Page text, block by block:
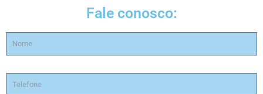
Fale conosco: